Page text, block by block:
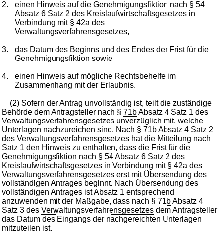
2. einen Hinweis auf die Genehmigungsfiktion nach §54
Absatz 6 Satz 2 des Kreislaufwirtschaftsgesetzes in
Verbindung mit §42a des
Verwaltungsverfahrensgesetzes,
3.
das Datum des Beginns und des Endes der Frist für die
Genehmigungsfiktion sowie
4.
einen Hinweis auf mögliche Rechtsbehelfe im
Zusammenhang mit der Erlaubnis.
(2) Sofern der Antrag unvollständig ist, teilt die zuständige
Behörde dem Antragsteller nach §71bAbsatz 4 Satz 1 des
Verwaltungsverfahrensgesetzes unverzüglich mit, welche
Unterlagen nachzureichen sind. Nach §71bAbsatz 4 Satz 2
desVerwaltungsverfahrensgesetzes hat die Mitteilung nach
Satz 1 den Hinweis zu enthalten, dass die Frist für die
Genehmigungsfiktion nach §54Absatz 6 Satz 2 des
Kreislaufwirtschaftsgesetzes in Verbindung mit §42a des
Verwaltungsverfahrensgesetzes erst mit Übersendung des
vollständigen Antrages beginnt. Nach Übersendung des
vollständigen Antrages ist Absatz 1 entsprechend
anzuwenden mit der Maßgabe, dass nach §71bAbsatz 4
Satz 3 desVerwaltungsverfahrensgesetzes dem Antragsteller
das Datum des Eingangs der nachgereichten Unterlagen
mitzuteilen ist.